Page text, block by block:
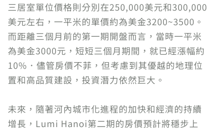
三居室單位價格則分別在250,000美元和300,000
美元左右，一平米的單價約為美金3200~3500。
而距離三個月前的第一期開盤而言，當時一平米
為美金3000元，短短三個月期間，就已經漲幅約
10%．儘管房價不菲，但考慮到其優越的地理位
置和高品質建設，投資潛力依然巨大。
未來，隨著河內城市化進程的加快和經濟的持續
增長，Lumi Hanoi第二期的房價預計將穩步上